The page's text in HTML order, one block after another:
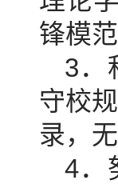
锋模
3．
守校
录，
4．